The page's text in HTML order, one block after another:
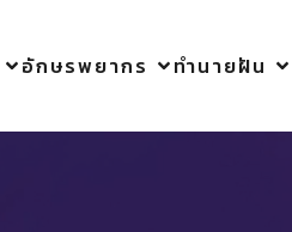
อักษรพยากร ทำนายฝัน